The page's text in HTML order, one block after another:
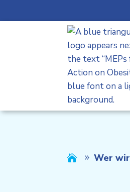
 Wer